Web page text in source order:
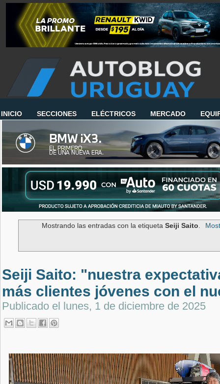
INICIO SECCIONES ELÉCTRICOS MERCADO
Mostrando las entradas con la etiquetaSeiji Saito.
Seiji Saito: "nuestra
más clientes jóvenes con el
Publicado el lunes, 1 de diciembre de 2025